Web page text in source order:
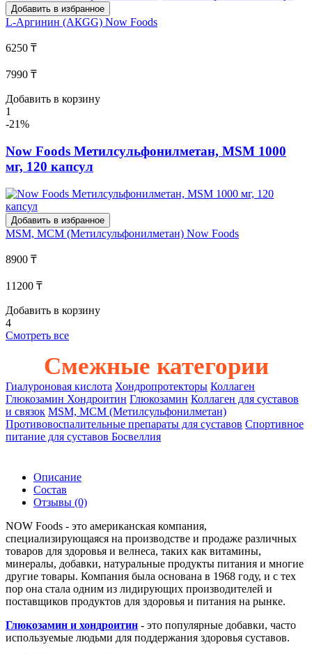
Добавить в избранное
L-Аргинин (АКGG) Now Foods
6250 ₸
7990 ₸
Добавить в корзину
1
-21%
Now Foods Метилсульфонилметан, MSM 1000
мг, 120 капсул
Добавить в избранное
MSM, МСМ (Метилсульфонилметан) Now Foods
8900 ₸
11200 ₸
Добавить в корзину
4
Смотреть все
Смежные категории
Гиалуроновая кислота Хондропротекторы Коллаген
Глюкозамин Хондроитин Глюкозамин Коллаген для суставов
и связок MSM, МСМ (Метилсульфонилметан)
Противовоспалительные препараты для суставов Спортивное
питание для суставов Босвеллия
Описание
Состав
Отзывы (0)
NOW Foods - это американская компания,
специализирующаяся на производстве и продаже различных
товаров для здоровья и велнеса, таких как витамины,
минералы, добавки, натуральные продукты питания и многие
другие товары. Компания была основана в 1968 году, и с тех
пор она стала одним из лидирующих производителей и
поставщиков продуктов для здоровья и питания на рынке.
Глюкозамин и хондроитин - это популярные добавки, часто
используемые людьми для поддержания здоровья суставов.